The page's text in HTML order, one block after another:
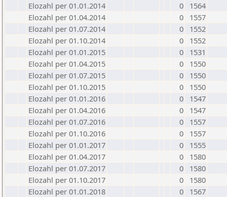
Elozahl per 01.01.2014
0
1564
Elozahl per 01.04.2014
0
1557
Elozahl per 01.07.2014
0
1552
Elozahl per 01.10.2014
0
1552
Elozahl per 01.01.2015
0
1531
Elozahl per 01.04.2015
0
1550
Elozahl per 01.07.2015
0
1550
Elozahl per 01.10.2015
0
1550
Elozahl per 01.01.2016
0
1547
Elozahl per 01.04.2016
0
1547
Elozahl per 01.07.2016
0
1557
Elozahl per 01.10.2016
0
1557
Elozahl per 01.01.2017
0
1555
Elozahl per 01.04.2017
0
1580
Elozahl per 01.07.2017
0
1580
Elozahl per 01.10.2017
0
1580
Elozahl per 01.01.2018
0
1567